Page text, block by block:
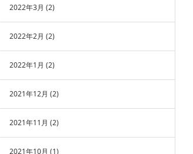
2022年3月 (2)
2022年2月 (2)
2022年1月 (2)
2021年12月 (2)
2021年11月 (2)
2021年10月 (1)